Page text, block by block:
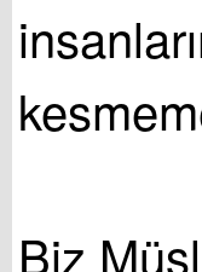
Biz